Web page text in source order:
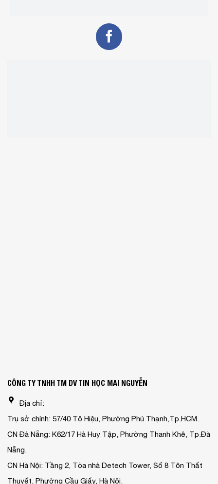
CÔNG TY TNHH TM DV TIN HỌC MAI NGUYỄN
Địa chỉ:
Trụ sở chính: 57/40 Tô Hiệu, Phường Phú Thạnh,Tp.HCM.
CN Đà Nẵng: K62/17 Hà Huy Tập, Phường Thanh Khê, Tp.Đà
Nẵng.
CN Hà Nội: Tầng 2, Tòa nhà Detech Tower, Số 8 Tôn Thất
Thuyết, Phường Cầu Giấy, Hà Nội.